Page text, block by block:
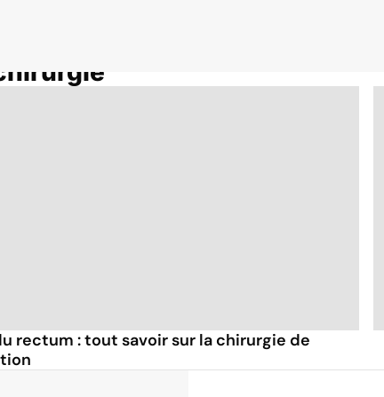
rectum : tout savoir sur la chirurgie de